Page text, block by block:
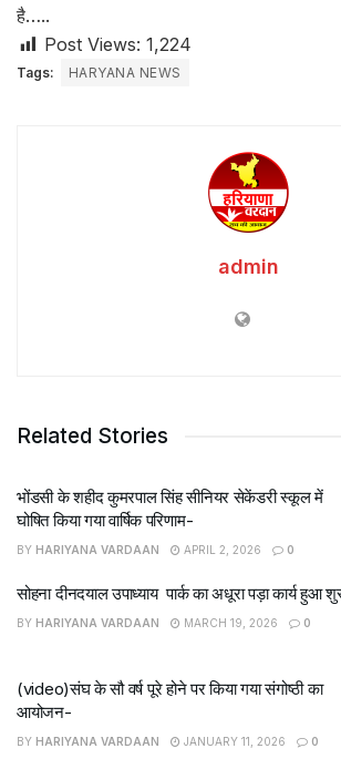
है…..
Post Views: 1,224
Tags: HARYANA NEWS
admin
Related Stories
भोंडसी के शहीद कुमरपाल सिंह सीनियर सेकेंडरी स्कूल में
घोषित किया गया वार्षिक परिणाम-
BY HARIYANA VARDAAN APRIL 2, 2026 0
सोहना दीनदयाल उपाध्याय पार्क का अधूरा पड़ा कार्य हुआ
BY HARIYANA VARDAAN MARCH 19, 2026 0
(video)संघ के सौ वर्ष पूरे होने पर किया गया संगोष्ठी का
आयोजन-
BY HARIYANA VARDAAN JANUARY 11, 2026 0